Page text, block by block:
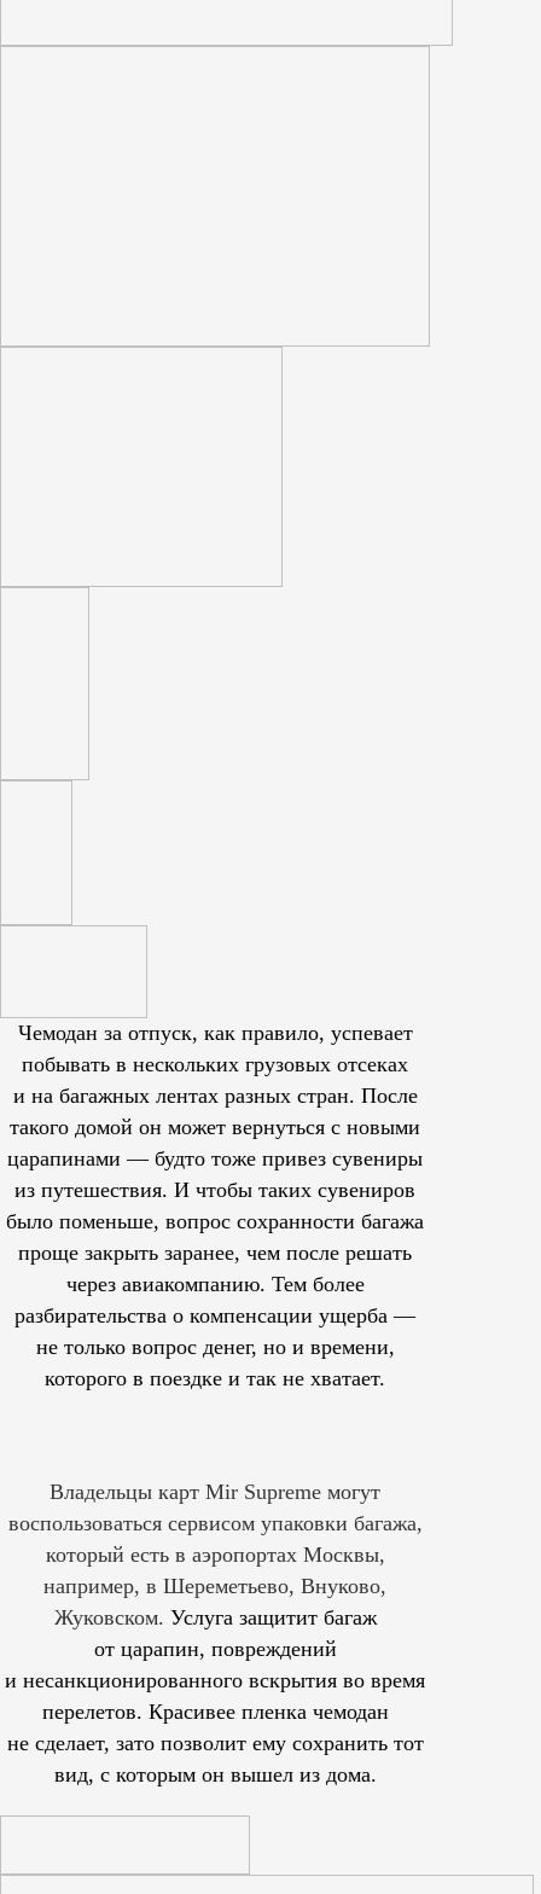
Чемодан за отпуск, как правило, успевает
побывать в нескольких грузовых отсеках
и на багажных лентах разных стран. После
такого домой он может вернуться с новыми
царапинами — будто тоже привез сувениры
из путешествия. И чтобы таких сувениров
было поменьше, вопрос сохранности багажа
проще закрыть заранее, чем после решать
через авиакомпанию. Тем более
разбирательства о компенсации ущерба —
не только вопрос денег, но и времени,
которого в поездке и так не хватает.
Владельцы карт Mir Supreme могут
воспользоваться сервисом упаковки багажа,
который есть в аэропортах Москвы,
например, в Шереметьево, Внуково,
Жуковском. Услуга защитит багаж
от царапин, повреждений
и несанкционированного вскрытия во время
перелетов. Красивее пленка чемодан
не сделает, зато позволит ему сохранить тот
вид, с которым он вышел из дома.